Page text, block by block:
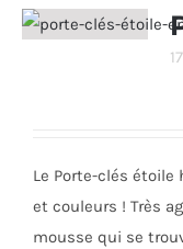
Le Porte-clés
et couleurs ! Très
mousse qui se